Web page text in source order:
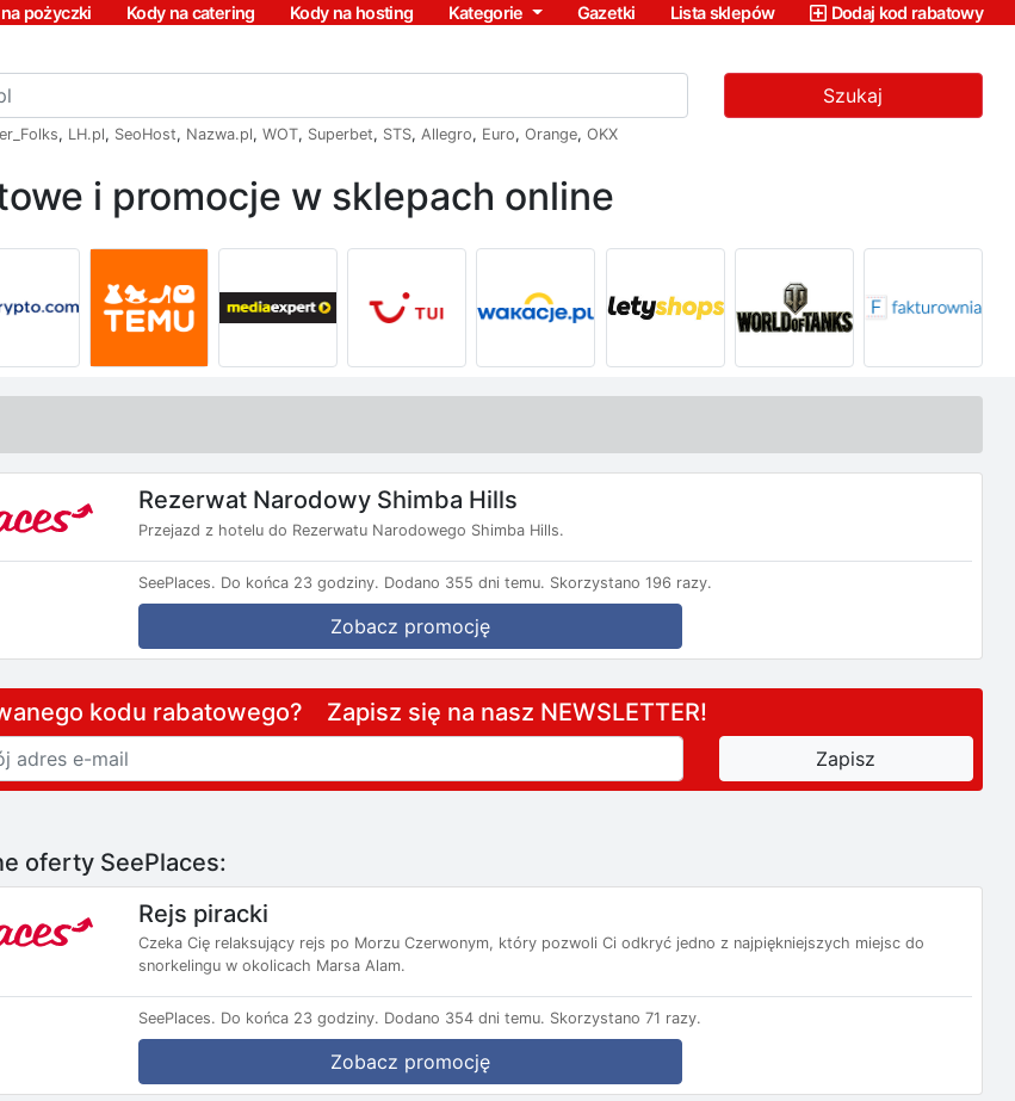
pożyczki Kody na catering Kody na hosting Kategorie Gazetki Lista sklepów Dodaj kod rabatowy
Szukaj
, LH.pl, SeoHost, Nazwa.pl, WOT, Superbet, STS, Allegro, Euro, Orange, OKX
i promocje w sklepach online
Rezerwat Narodowy Shimba Hills
Przejazd z hotelu do Rezerwatu Narodowego Shimba Hills.
SeePlaces. Do końca 23 godziny. Dodano 355 dni temu. Skorzystano 196 razy.
Zobacz promocję
kodu rabatowego? Zapisz się na nasz NEWSLETTER!
oferty SeePlaces:
Rejs piracki
Czeka Cię relaksujący rejs po Morzu Czerwonym, który pozwoli Ci odkryć jedno z najpiękniejszych miejsc do
snorkelingu w okolicach Marsa Alam.
SeePlaces. Do końca 23 godziny. Dodano 354 dni temu. Skorzystano 71 razy.
Zobacz promocję